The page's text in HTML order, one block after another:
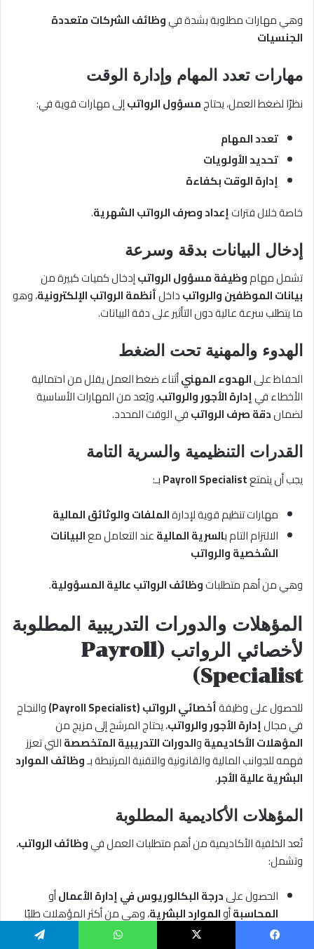
وهي مهارات مطلوبة بشدة فيوظائف الشركات متعددة
الجنسيات
مهارات تعدد المهام وإدارة الوقت
نظرًا لضغط العمل، يحتاجمسؤول الرواتبإلى مهارات قوية في:
تعدد المهام
تحديد الأولويات
إدارة الوقت بكفاءة
خاصة خلال فتراتإعداد وصرف الرواتب الشهرية.
إدخال البيانات بدقة وسرعة
تشمل مهاموظيفة مسؤول الرواتبإدخال كميات كبيرة من
بيانات الموظفين والرواتبداخلأنظمة الرواتب الإلكترونية، وهو
ما يتطلب سرعة عالية دون التأثير على دقة البيانات.
الهدوء والمهنية تحت الضغط
الحفاظ علىالهدوء المهنيأثناء ضغط العمل يقلل من احتمالية
الأخطاء فيإدارة الأجور والرواتب، ويُعد من المهارات الأساسية
لضماندقة صرف الرواتبفي الوقت المحدد.
القدرات التنظيمية والسرية التامة
يجب أن يتمتعPayroll Specialistبـ:
مهارات تنظيم قوية لإدارةالملفات والوثائق المالية
الالتزام التام بالسرية الماليةعند التعامل معالبيانات
الشخصية والرواتب
وهي من أهم متطلباتوظائف الرواتب عالية المسؤولية.
المؤهلات والدورات التدريبية المطلوبة
لأخصائي الرواتب (Payroll
Specialist)
للحصول على وظيفةأخصائي الرواتب (Payroll Specialist)
والنجاح
في مجالإدارة الأجور والرواتب، يحتاج المرشح إلى مزيج من
المؤهلات الأكاديميةوالدورات التدريبية المتخصصةالتي تعزز
فهمه للجوانب المالية والقانونية والتقنية المرتبطة بـوظائف الموارد
البشرية عالية الأجر.
المؤهلات الأكاديمية المطلوبة
تُعد الخلفية الأكاديمية من أهم متطلبات العمل فيوظائف الرواتب،
وتشمل:
الحصول علىدرجة البكالوريوس في إدارة الأعمالأو
المحاسبةأوالموارد البشرية، وهي من أكثر المؤهلات طلبًا
في
الشركات الكبرى المنظمات الدولية